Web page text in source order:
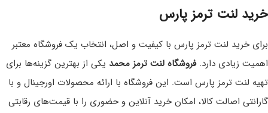
خرید لنت ترمز پارس
برای خرید لنت ترمز پارس با کیفیت و اصل، انتخاب یک فروشگاه معتبر
اهمیت زیادی دارد.فروشگاه لنت ترمز محمد یکی از بهترین گزینه‌ها برای
تهیه لنت ترمز پارس است. این فروشگاه با ارائه محصولات اورجینال و با
گارانتی اصالت کالا، امکان خرید آنلاین و حضوری را با قیمت‌های رقابتی